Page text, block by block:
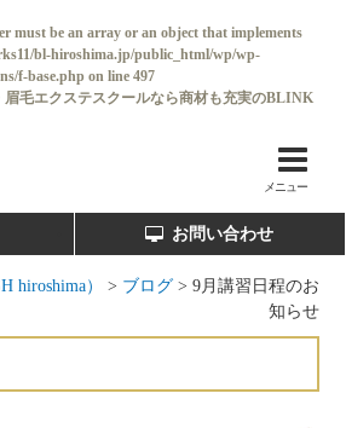
コンセプト
コース・料金一覧
卒業後独立サポート
must be an array or an object that implements
bl-hiroshima.jp/public_html/wp/wp-
f-base.php on line497
眉毛エクステスクールなら商材も充実のBLINK
メニュー
お問い合わせ
hiroshima） > ブログ> 9月講習日程のお
知らせ